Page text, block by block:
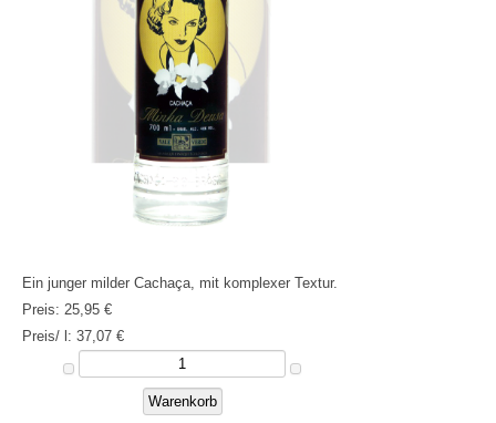
Ein junger milder Cachaça, mit komplexer Textur.
Preis: 25,95 €
Preis/ l: 37,07 €